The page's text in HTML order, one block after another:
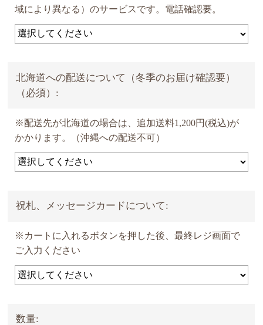
域により異なる）のサービスです。電話確認要。
北海道への配送について（冬季のお届け確認要）
（必須）:
※配送先が北海道の場合は、追加送料1,200円(税込)が
かかります。（沖縄への配送不可）
祝札、メッセージカードについて:
※カートに入れるボタンを押した後、最終レジ画面で
ご入力ください
数量: